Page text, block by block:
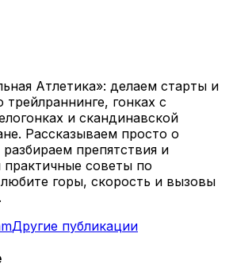
Атлетика»: делаем старты и
гонках с
и скандинавской
Рассказываем просто о
препятствия и
советы по
горы, скорость и вызовы
Другие публикации